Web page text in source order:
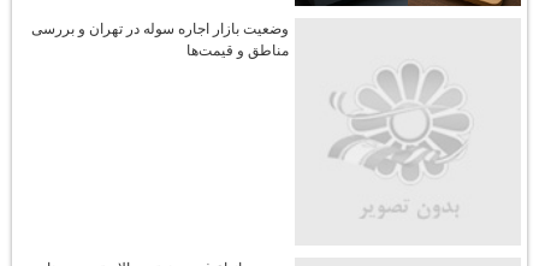
وضعیت بازار اجاره سوله در تهران و بررسی
مناطق و قیمت‌ها